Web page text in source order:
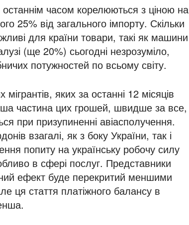
останнім часом корелюються з ціною на
25% від загального імпорту. Скільки
для країни товари, такі як машини
(ще 20%) сьогодні незрозуміло,
потужностей по всьому світу.
яких за останні 12 місяців
частина цих грошей, швидше за все,
при призупиненні авіасполучення.
взагалі, як з боку України, так і
попиту на українську робочу силу
в сфері послуг. Представники
ефект буде перекритий меншими
ця стаття платіжного балансу в